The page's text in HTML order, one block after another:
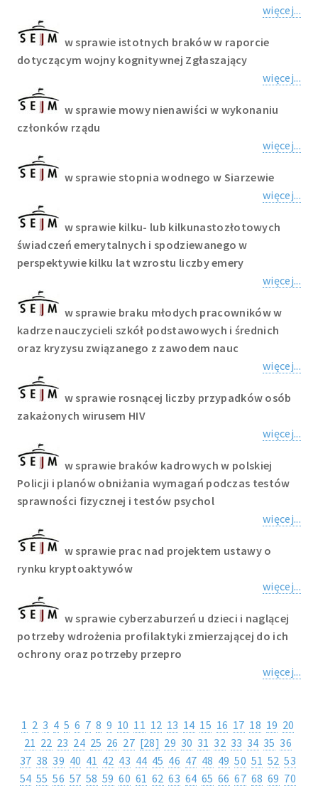
więcej...
w sprawie istotnych braków w raporcie
dotyczącym wojny kognitywnej Zgłaszający
więcej...
w sprawie mowy nienawiści w wykonaniu
członków rządu
więcej...
w sprawie stopnia wodnego w Siarzewie
więcej...
w sprawie kilku- lub kilkunastozłotowych
świadczeń emerytalnych i spodziewanego w
perspektywie kilku lat wzrostu liczby emery
więcej...
w sprawie braku młodych pracowników w
kadrze nauczycieli szkół podstawowych i średnich
oraz kryzysu związanego z zawodem nauc
więcej...
w sprawie rosnącej liczby przypadków osób
zakażonych wirusem HIV
więcej...
w sprawie braków kadrowych w polskiej
Policji i planów obniżania wymagań podczas testów
sprawności fizycznej i testów psychol
więcej...
w sprawie prac nad projektem ustawy o
rynku kryptoaktywów
więcej...
w sprawie cyberzaburzeń u dzieci i naglącej
potrzeby wdrożenia profilaktyki zmierzającej do ich
ochrony oraz potrzeby przepro
więcej...
1 2 3 4 5 6 7 8 9 10 11 12 13 14 15 16 17 18 19 20
21 22 23 24 25 26 27 [28] 29 30 31 32 33 34 35 36
37 38 39 40 41 42 43 44 45 46 47 48 49 50 51 52 53
54 55 56 57 58 59 60 61 62 63 64 65 66 67 68 69 70